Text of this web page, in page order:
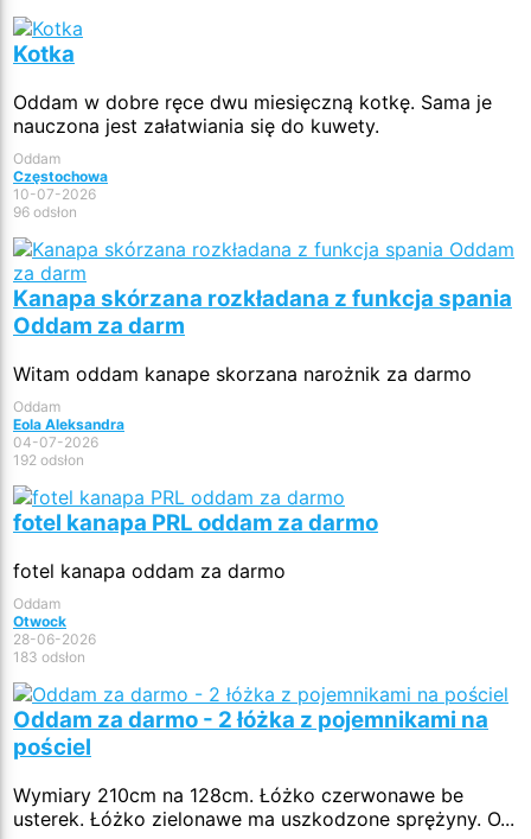
Kotka
Oddam w dobre ręce dwu miesięczną kotkę. Sama je
nauczona jest załatwiania się do kuwety.
Oddam
Częstochowa
10-07-2026
96 odsłon
Kanapa skórzana rozkładana z funkcja spania
Oddam za darm
Witam oddam kanape skorzana narożnik za darmo
Oddam
Eola Aleksandra
04-07-2026
192 odsłon
fotel kanapa PRL oddam za darmo
fotel kanapa oddam za darmo
Oddam
Otwock
28-06-2026
183 odsłon
Oddam za darmo - 2 łóżka z pojemnikami na
pościel
Wymiary 210cm na 128cm. Łóżko czerwonawe be
usterek. Łóżko zielonawe ma uszkodzone sprężyny. O...